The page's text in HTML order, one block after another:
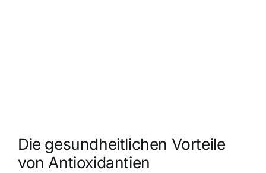
Die gesundheitlichen Vorteile
von Antioxidantien